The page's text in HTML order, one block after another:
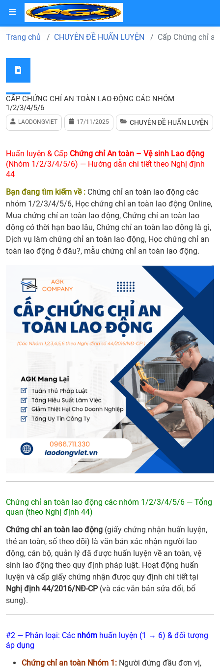
Trang chủ CHUYÊN ĐỀ HUẤN LUYỆN Cấp Chứng chỉ
CẤP CHỨNG CHỈ AN TOÀN LAO ĐỘNG CÁC NHÓM
1/2/3/4/5/6
LAODONGVIET 17/11/2025 CHUYÊN ĐỀ HUẤN LUYỆN
Huấn luyện & Cấp Chứng chỉ An toàn – Vệ sinh Lao động
(Nhóm 1/2/3/4/5/6) — Hướng dẫn chi tiết theo Nghị định
44
Bạn đang tìm kiếm về : Chứng chỉ an toàn lao động các
nhóm 1/2/3/4/5/6, Học chứng chỉ an toàn lao động Online,
Mua chứng chỉ an toàn lao động, Chứng chỉ an toàn lao
động có thời hạn bao lâu, Chứng chỉ an toàn lao động là gì,
Dịch vụ làm chứng chỉ an toàn lao động, Học chứng chỉ an
toàn lao động ở đâu?, mẫu chứng chỉ an toàn lao động.
Chứng chỉ an toàn lao động các nhóm 1/2/3/4/5/6 — Tổng
quan (theo Nghị định 44)
Chứng chỉ an toàn lao động (giấy chứng nhận huấn luyện,
thẻ an toàn, sổ theo dõi) là văn bản xác nhận người lao
động, cán bộ, quản lý đã được huấn luyện về an toàn, vệ
sinh lao động theo quy định pháp luật. Hoạt động huấn
luyện và cấp giấy chứng nhận được quy định chi tiết tại
Nghị định 44/2016/NĐ-CP(và các văn bản sửa đổi, bổ
sung).
#2 — Phân loại: Các nhóm huấn luyện (1 → 6) & đối tượng
áp dụng
Chứng chỉ an toàn Nhóm 1: Người đứng đầu đơn vị,